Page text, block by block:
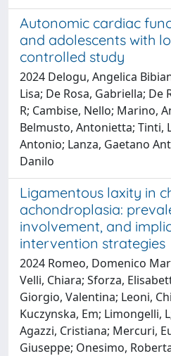
Autonomic cardiac
and adolescents with
controlled study
2024 Delogu, Angelica
Lisa; De Rosa, Gabriella;
R; Cambise, Nello; Marino,
Belmusto, Antonietta; Tinti,
Antonio; Lanza, Gaetano
Danilo
Ligamentous laxity in
achondroplasia:
involvement, and
intervention strategies
2024 Romeo, Domenico
Velli, Chiara; Sforza,
Giorgio, Valentina; Leoni,
Kuczynska, Em; Limongelli,
Agazzi, Cristiana; Mercuri,
Giuseppe; Onesimo,